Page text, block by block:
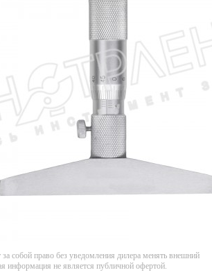
собой право без уведомления дилера менять внешний
информация не является публичной офертой.